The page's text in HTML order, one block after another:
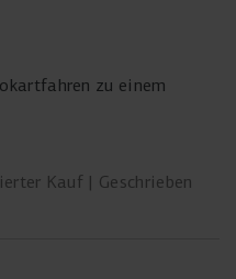
zu einem
Kauf
Geschrieben